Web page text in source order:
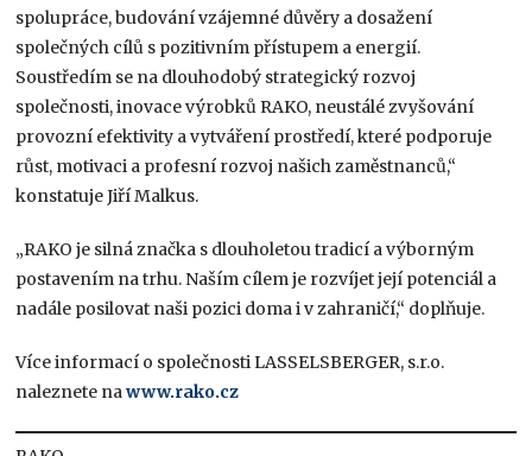
spolupráce, budování vzájemné důvěry a dosažení
společných cílů s pozitivním přístupem a energií.
Soustředím se na dlouhodobý strategický rozvoj
společnosti, inovace výrobků RAKO, neustálé zvyšování
provozní efektivity a vytváření prostředí, které podporuje
růst, motivaci a profesní rozvoj našich zaměstnanců,“
konstatuje Jiří Malkus.
„RAKO je silná značka s dlouholetou tradicí a výborným
postavením na trhu. Naším cílem je rozvíjet její potenciál a
nadále posilovat naši pozici doma i v zahraničí,“ doplňuje.
Více informací o společnosti LASSELSBERGER, s.r.o.
naleznete nawww.rako.cz